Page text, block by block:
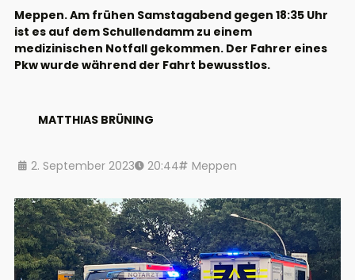
Meppen. Am frühen Samstagabend gegen 18:35 Uhr
ist es auf dem Schullendamm zu einem
medizinischen Notfall gekommen. Der Fahrer eines
Pkw wurde während der Fahrt bewusstlos.
MATTHIAS BRÜNING
2. September 2023 20:44 Meppen